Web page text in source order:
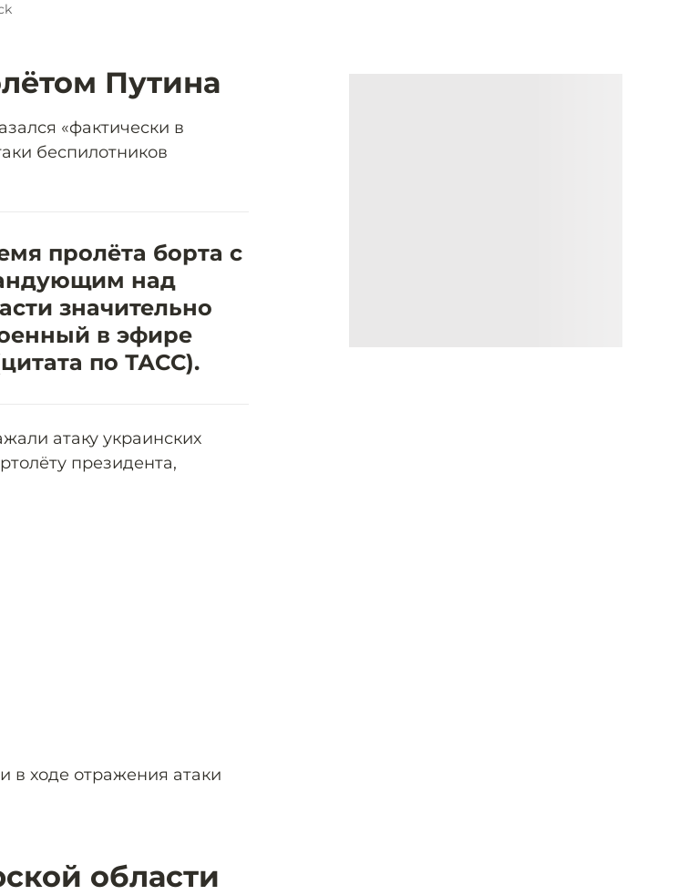
Путина
«фактически в
беспилотников
пролёта борта с
над
значительно
в эфире
по ТАСС).
атаку украинских
президента,
в ходе отражения атаки
области